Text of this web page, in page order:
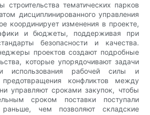
строительства тематических парков
дисциплинированного управления
координирует изменения в проекте,
и бюджеты, поддерживая при
безопасности и качества.
проектов создают подробные
которые упорядочивают задачи
использования рабочей силы и
конфликтов между
управляют сроками закупок, чтобы
сроком поставки поступали
чем позволяют складские